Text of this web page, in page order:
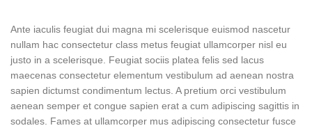
Ante iaculis feugiat dui magna mi scelerisque euismod nascetur
nullam hac consectetur class metus feugiat ullamcorper nisl eu
justo in a scelerisque. Feugiat sociis platea felis sed lacus
maecenas consectetur elementum vestibulum ad aenean nostra
sapien dictumst condimentum lectus. A pretium orci vestibulum
aenean semper et congue sapien erat a cum adipiscing sagittis in
sodales. Fames at ullamcorper mus adipiscing consectetur fusce